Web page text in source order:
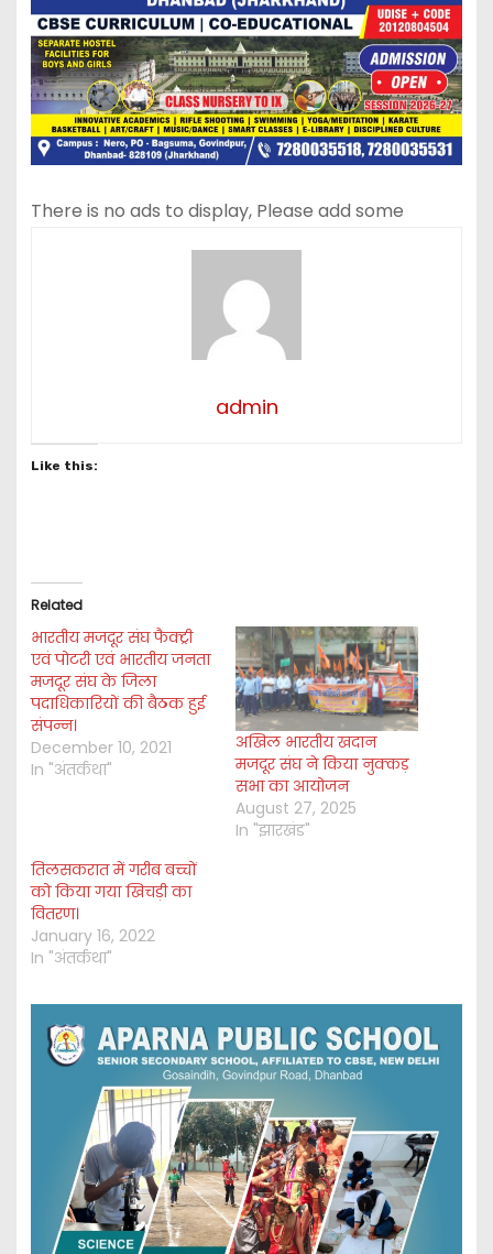
There is no ads to display, Please add some
admin
Like this:
Related
भारतीय मजदूर संघ फैक्ट्री
एवं पोटरी एवं भारतीय जनता
मजदूर संघ के जिला
पदाधिकारियों की बैठक हुई
संपन्न।
December 10, 2021
In "अंतर्कथा"
अखिल भारतीय खदान
मजदूर संघ ने किया नुक्कड़
सभा का आयोजन
August 27, 2025
In "झारखंड"
तिलसकरात में गरीब बच्चों
को किया गया खिचड़ी का
वितरण।
January 16, 2022
In "अंतर्कथा"